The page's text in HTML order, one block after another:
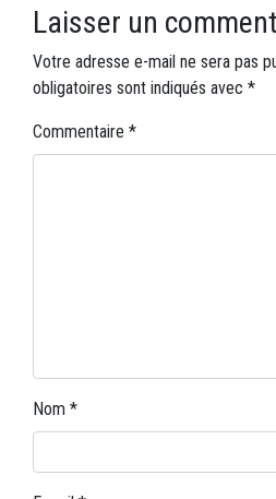
Laisser un
Votre adresse e-mail ne sera pas
obligatoires sont indiqués avec *
Commentaire *
Nom *